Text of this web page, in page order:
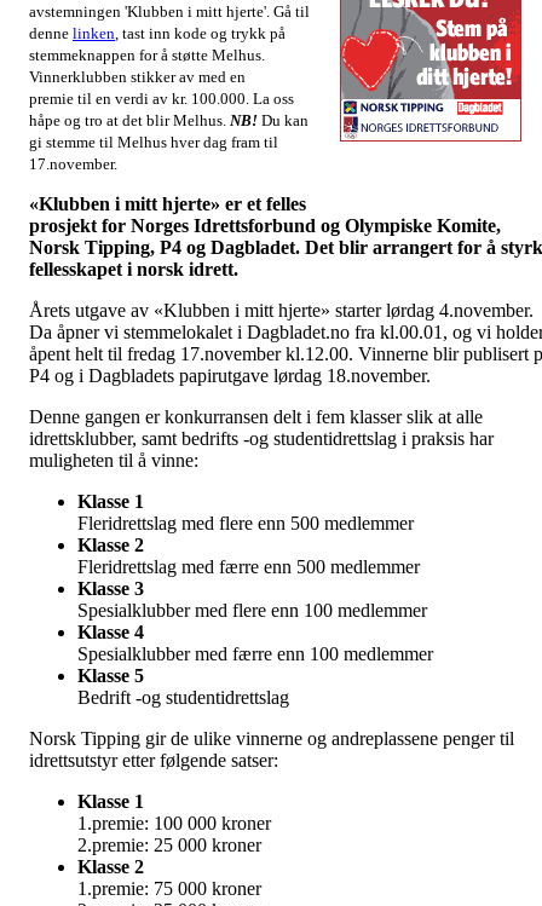
avstemningen 'Klubben i mitt hjerte'. Gå til
denne linken, tast inn kode og trykk på
stemmeknappen for å støtte Melhus.
Vinnerklubben stikker av med en
premie til en verdi av kr. 100.000. La oss
håpe og tro at det blir Melhus. NB! Du kan
gi stemme til Melhus hver dag fram til
17.november.
«Klubben i mitt hjerte» er et felles
prosjekt for Norges Idrettsforbund og Olympiske Komite,
Norsk Tipping, P4 og Dagbladet. Det blir arrangert for å
fellesskapet i norsk idrett.
Årets utgave av «Klubben i mitt hjerte» starter lørdag 4.november.
Da åpner vi stemmelokalet i Dagbladet.no fra kl.00.01, og vi
åpent helt til fredag 17.november kl.12.00. Vinnerne blir publisert
P4 og i Dagbladets papirutgave lørdag 18.november.
Denne gangen er konkurransen delt i fem klasser slik at alle
idrettsklubber, samt bedrifts -og studentidrettslag i praksis har
muligheten til å vinne:
Klasse 1
Fleridrettslag med flere enn 500 medlemmer
Klasse 2
Fleridrettslag med færre enn 500 medlemmer
Klasse 3
Spesialklubber med flere enn 100 medlemmer
Klasse 4
Spesialklubber med færre enn 100 medlemmer
Klasse 5
Bedrift -og studentidrettslag
Norsk Tipping gir de ulike vinnerne og andreplassene penger til
idrettsutstyr etter følgende satser:
Klasse 1
1.premie: 100 000 kroner
2.premie: 25 000 kroner
Klasse 2
1.premie: 75 000 kroner